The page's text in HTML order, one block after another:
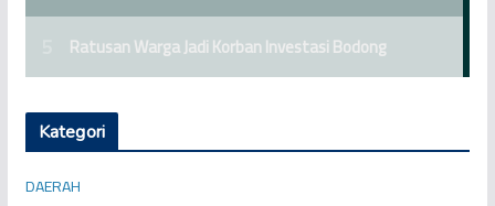
Kategori
DAERAH